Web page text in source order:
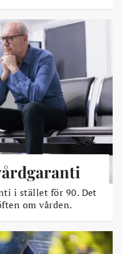
i stället för 90. Det
om vården.